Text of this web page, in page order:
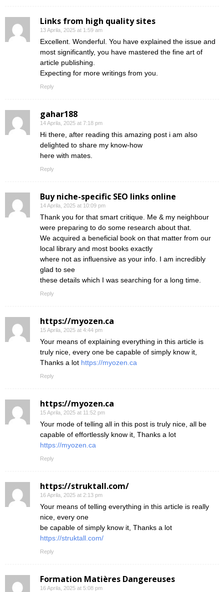
Links from high quality sites
13 Aprila, 2025 at 1:59 am
Excellent. Wonderful. You have explained the issue and
most significantly, you have mastered the fine art of
article publishing.
Expecting for more writings from you.
Reply
gahar188
14 Aprila, 2025 at 7:18 pm
Hi there, after reading this amazing post i am also
delighted to share my know-how
here with mates.
Reply
Buy niche-specific SEO links online
14 Aprila, 2025 at 10:09 pm
Thank you for that smart critique. Me & my neighbour
were preparing to do some research about that.
We acquired a beneficial book on that matter from our
local library and most books exactly
where not as influensive as your info. I am incredibly
glad to see
these details which I was searching for a long time.
Reply
https://myozen.ca
15 Aprila, 2025 at 4:44 pm
Your means of explaining everything in this article is
truly nice, every one be capable of simply know it,
Thanks a lot https://myozen.ca
Reply
https://myozen.ca
15 Aprila, 2025 at 11:52 pm
Your mode of telling all in this post is truly nice, all be
capable of effortlessly know it, Thanks a lot
https://myozen.ca
Reply
https://struktall.com/
16 Aprila, 2025 at 2:13 pm
Your means of telling everything in this article is really
nice, every one
be capable of simply know it, Thanks a lot
https://struktall.com/
Reply
Formation Matières Dangereuses
16 Aprila, 2025 at 5:08 pm